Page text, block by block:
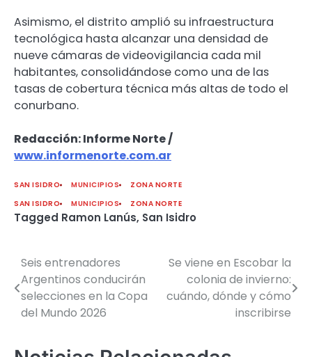
Asimismo, el distrito amplió su infraestructura
tecnológica hasta alcanzar una densidad de
nueve cámaras de videovigilancia cada mil
habitantes, consolidándose como una de las
tasas de cobertura técnica más altas de todo el
conurbano.
Redacción: Informe Norte /
www.informenorte.com.ar
SAN ISIDRO MUNICIPIOS
ZONA NORTE
SAN ISIDRO
MUNICIPIOS ZONA NORTE
Tagged Ramon Lanús, San Isidro
Navegación
de
entradas
Seis entrenadores
Argentinos conducirán
selecciones en la Copa
del Mundo 2026
Se viene en Escobar la
colonia de invierno:
cuándo, dónde y cómo
inscribirse